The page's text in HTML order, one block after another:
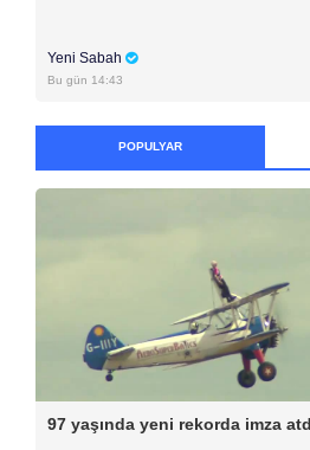
Yeni Sabah
Bu gün 14:43
POPULYAR
97 yaşında yeni rekorda imza